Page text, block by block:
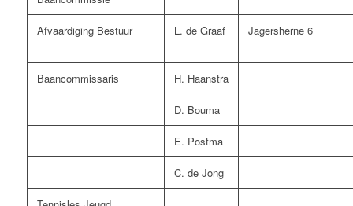
Afvaardiging Bestuur L. de Graaf Jagersherne 6
Baancommissaris H. Haanstra
D. Bouma
E. Postma
C. de Jong